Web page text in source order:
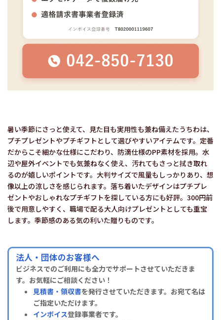
暑い季節にさっと使えて、見た目も実用性も兼ね備えたうちわは、
プチプレゼントやプチギフトとして選びやすいアイテムです。定番
だからこそ細かな仕様にこだわり、防滴仕様のPP素材を採用。水
辺や屋外イベントでも気兼ねなく使え、汚れてもさっと拭き取れ
るのが嬉しいポイントです。大判サイズで風量もしっかりあり、想
像以上の涼しさを感じられます。落ち着いたデザインはプチプレ
ゼントやおしゃれなプチギフトを探している方にも好評。300円前
後で用意しやすく、職場で配る大人向けプレゼントとしても重宝
します。季節感のある気の利いた贈りものです。
法人・団体のお客様へ
ビジネスでのご利用にも全力でサポートさせていただきま
す。お気軽にご相談ください！
見積書・領収書を発行させていただきます。お宛て名は
ご指定いただけます。
インボイス登録事業者です。